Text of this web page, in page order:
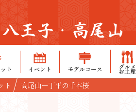
王子・高尾山
ト イベント モデルコース グルメ
お土産
ト 高尾山一丁平の千本桜